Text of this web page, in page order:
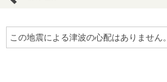
この地震による津波の心配はありません。